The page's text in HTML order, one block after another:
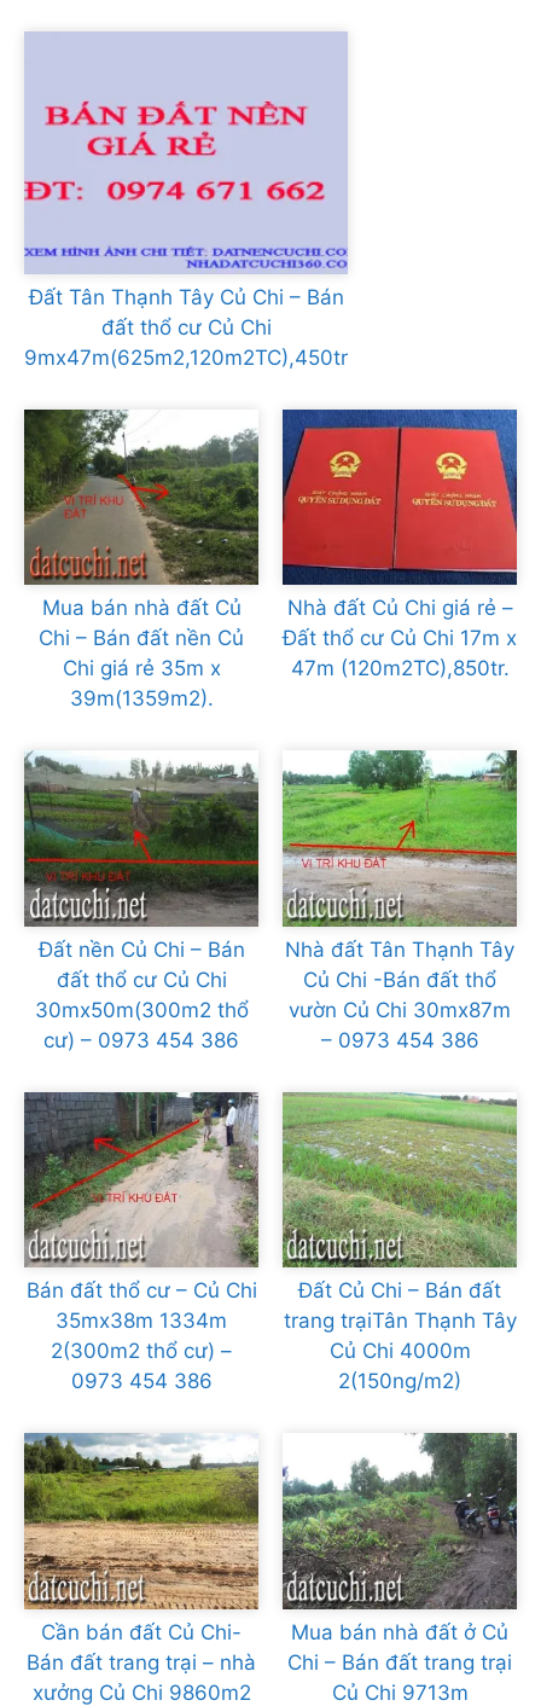
Đất Tân Thạnh Tây Củ Chi – Bán
đất thổ cư Củ Chi
9mx47m(625m2,120m2TC),450tr
Mua bán nhà đất Củ
Chi – Bán đất nền Củ
Chi giá rẻ 35m x
39m(1359m2).
Nhà đất Củ Chi giá rẻ –
Đất thổ cư Củ Chi 17m x
47m (120m2TC),850tr.
Đất nền Củ Chi – Bán
đất thổ cư Củ Chi
30mx50m(300m2 thổ
cư) – 0973 454 386
Nhà đất Tân Thạnh Tây
Củ Chi -Bán đất thổ
vườn Củ Chi 30mx87m
– 0973 454 386
Bán đất thổ cư – Củ Chi
35mx38m 1334m
2(300m2 thổ cư) –
0973 454 386
Đất Củ Chi – Bán đất
trang trạiTân Thạnh Tây
Củ Chi 4000m
2(150ng/m2)
Cần bán đất Củ Chi-
Bán đất trang trại – nhà
xưởng Củ Chi 9860m2
Mua bán nhà đất ở Củ
Chi – Bán đất trang trại
Củ Chi 9713m